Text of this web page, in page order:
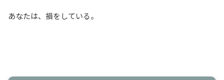
あなたは、損をしている。